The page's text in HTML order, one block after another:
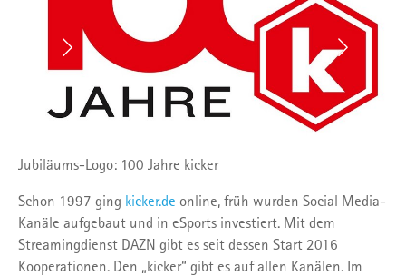
Jubiläums-Logo: 100 Jahre kicker
Schon 1997 ging kicker.de online, früh wurden Social Media-
Kanäle aufgebaut und in eSports investiert. Mit dem
Streamingdienst DAZN gibt es seit dessen Start 2016
Kooperationen. Den „kicker“ gibt es auf allen Kanälen. Im